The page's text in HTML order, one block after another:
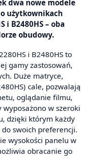
dwa nowe modele
użytkownikach
i B2480HS – oba
obudowy.
i B2480HS to
gamy zastosowań,
Duże matryce,
cale, pozwalają
oglądanie filmu,
w szeroki
dzięki którym każdy
swoich preferencji.
wysokości panelu w
obracanie go